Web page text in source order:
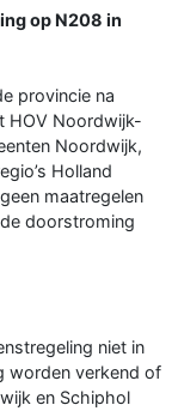
op N208 in
provincie na
HOV Noordwijk-
Noordwijk,
Holland
maatregelen
doorstroming
niet in
worden verkend of
en Schiphol